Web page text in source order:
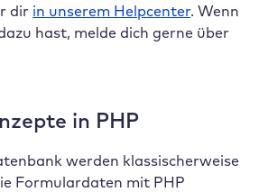
dir in unserem Helpcenter. Wenn
hast, melde dich gerne über
in PHP
werden klassischerweise
Formulardaten mit PHP